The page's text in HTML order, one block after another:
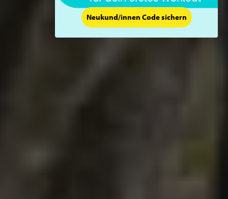
Neukund/innen Code sichern